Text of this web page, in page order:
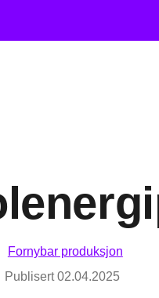
Fornybar produksjon
Publisert02.04.2025